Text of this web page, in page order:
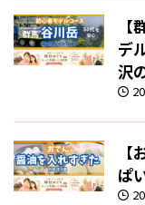
デ
沢
ぱ